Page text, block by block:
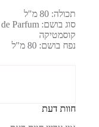
תכולה: 80 מ"ל
סוג בושם: Eau de Parfum
קוסמטיקה
נפח בושם: 80 מ"ל
חוות דעת